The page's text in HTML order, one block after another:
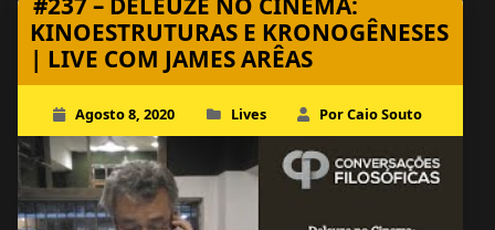
KINOESTRUTURAS E KRONOGÊNESES
| LIVE COM JAMES ARÊAS
Agosto 8, 2020 Lives Por Caio Souto